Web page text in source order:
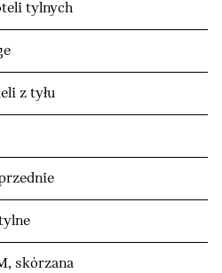
tylnych
z tyłu
skórzana